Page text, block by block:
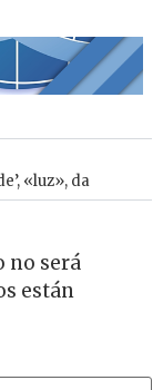
, «luz», da
no será
están